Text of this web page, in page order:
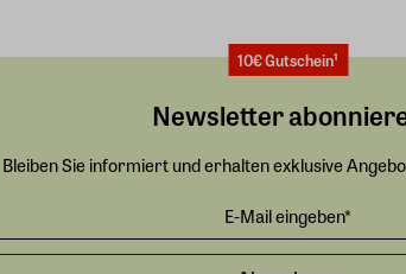
10€ Gutschein¹
Newsletter
Bleiben Sie informiert und erhalten exklusive